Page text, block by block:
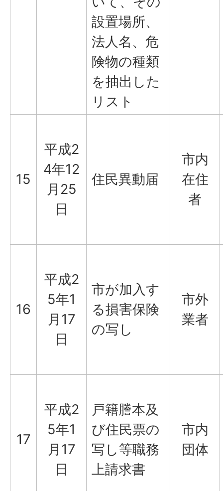
設置場所、
法人名、危
険物の種類
を抽出した
リスト
15
平成2
4年12
月25
日
住民異動届
市内
在住
者
16
平成2
5年1
月17
日
市が加入す
る損害保険
の写し
市外
業者
17
平成2
5年1
月17
日
戸籍謄本及
び住民票の
写し等職務
上請求書
市内
団体